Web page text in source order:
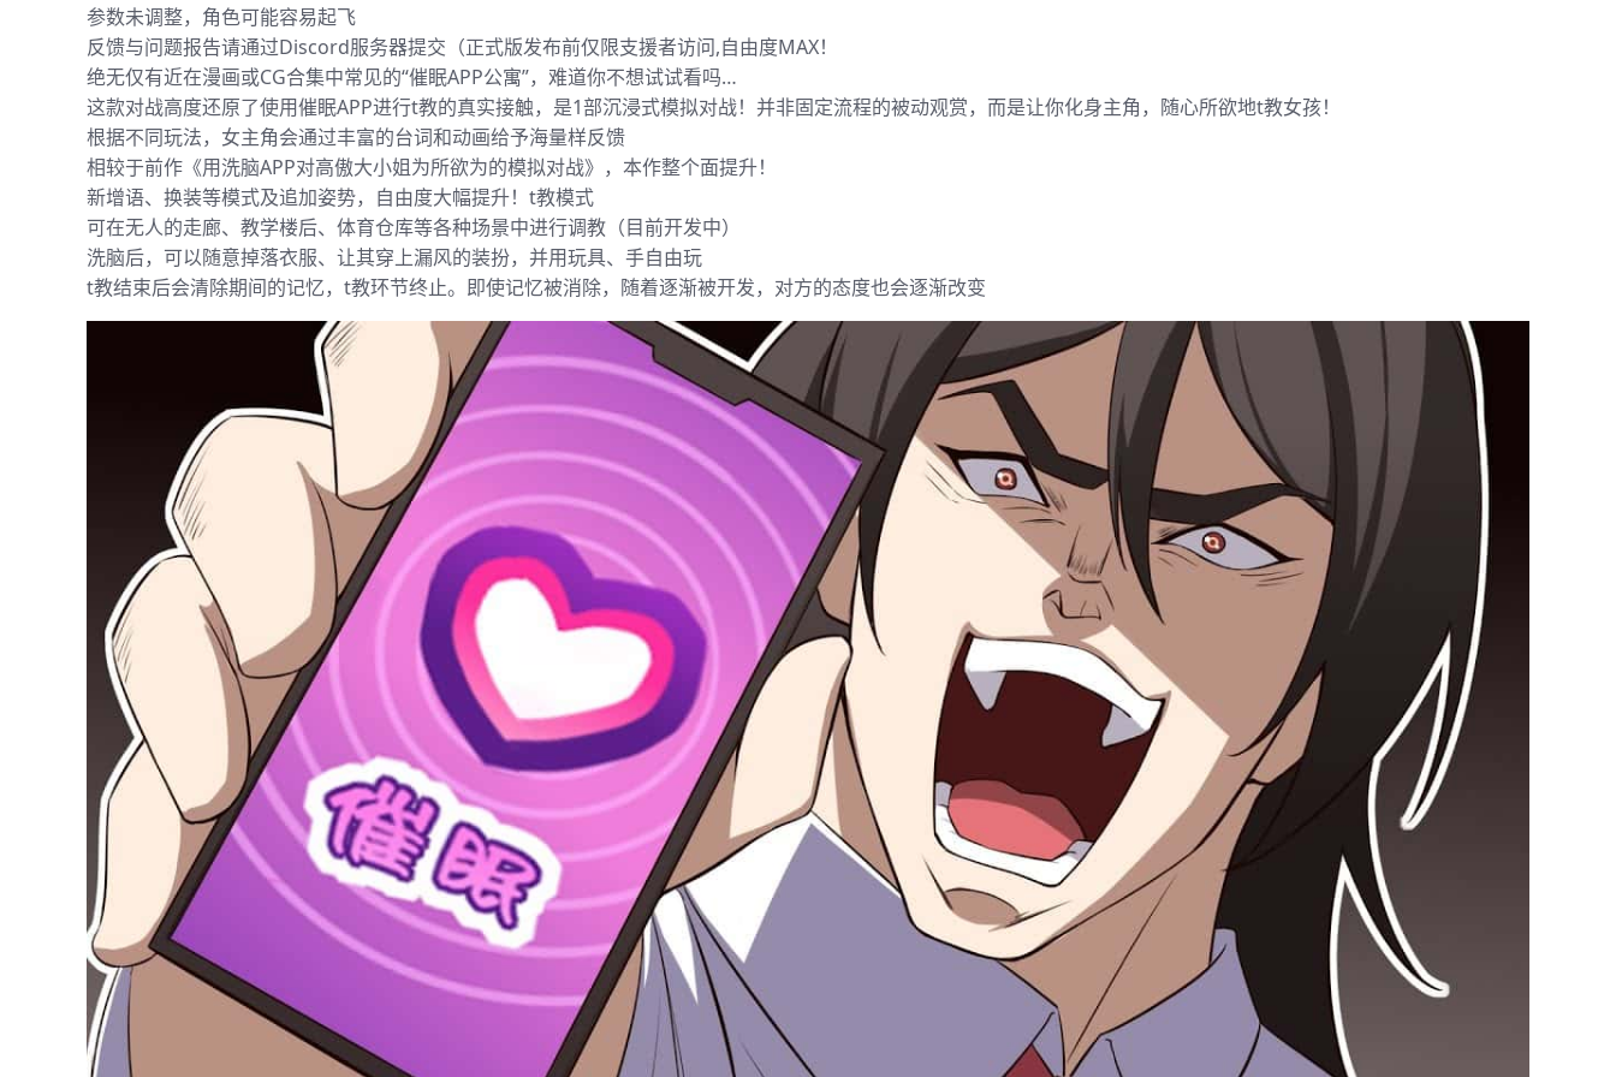
参数未调整，角色可能容易起飞
反馈与问题报告请通过Discord服务器提交（正式版发布前仅限支援者访问,自由度MAX！
绝无仅有近在漫画或CG合集中常见的“催眠APP公寓”，难道你不想试试看吗…
这款对战高度还原了使用催眠APP进行t教的真实接触，是1部沉浸式模拟对战！并非固定流程的被动观赏，而是让你化身主角，随心所欲地t教女孩！
根据不同玩法，女主角会通过丰富的台词和动画给予海量样反馈
相较于前作《用洗脑APP对高傲大小姐为所欲为的模拟对战》，本作整个面提升！
新增语、换装等模式及追加姿势，自由度大幅提升！t教模式
可在无人的走廊、教学楼后、体育仓库等各种场景中进行调教（目前开发中）
洗脑后，可以随意掉落衣服、让其穿上漏风的装扮，并用玩具、手自由玩
t教结束后会清除期间的记忆，t教环节终止。即使记忆被消除，随着逐渐被开发，对方的态度也会逐渐改变